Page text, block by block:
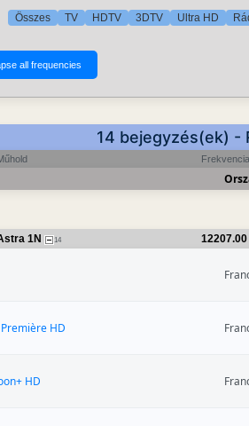
Összes TV HDTV 3DTV Ultra HD
14 bejegyzés(ek) -
Frekvencia
1N 14 12207.00
HD
HD